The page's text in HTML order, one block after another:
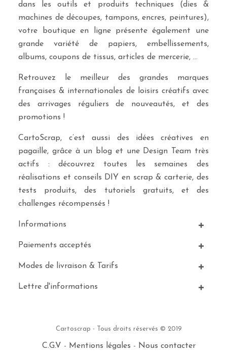
dans les outils et produits techniques (dies &
machines de découpes, tampons, encres, peintures),
votre boutique en ligne présente également une
grande variété de papiers, embellissements,
albums, coupons de tissus, articles de mercerie, …
Retrouvez le meilleur des grandes marques
françaises & internationales de loisirs créatifs avec
des arrivages réguliers de nouveautés, et des
promotions !
CartoScrap, c’est aussi des idées créatives en
pagaille, grâce à un blog et une Design Team très
actifs : découvrez toutes les semaines des
réalisations et conseils DIY en scrap & carterie, des
tests produits, des tutoriels gratuits, et des
challenges récompensés !
Informations
Paiements acceptés
Modes de livraison & Tarifs
Lettre d'informations
Cartoscrap - Tous droits réservés © 2019
C.G.V - Mentions légales - Nous contacter